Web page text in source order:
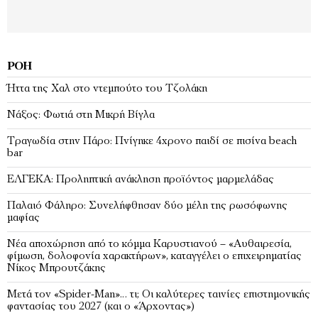
ΡΟΉ
Ήττα της Χαλ στο ντεμπούτο του Τζολάκη
Νάξος: Φωτιά στη Μικρή Βίγλα
Tραγωδία στην Πάρο: Πνίγηκε 4χρονο παιδί σε πισίνα beach
bar
ΕΛΓΕΚΑ: Προληπτική ανάκληση προϊόντος μαρμελάδας
Παλαιό Φάληρο: Συνελήφθησαν δύο μέλη της ρωσόφωνης
μαφίας
Νέα αποχώρηση από το κόμμα Καρυστιανού – «Αυθαιρεσία,
φίμωση, δολοφονία χαρακτήρων», καταγγέλει ο επιχειρηματίας
Νίκος Μπρουτζάκης
Μετά τον «Spider-Man»… τι; Oι καλύτερες ταινίες επιστημονικής
φαντασίας του 2027 (και ο «Άρχοντας»)